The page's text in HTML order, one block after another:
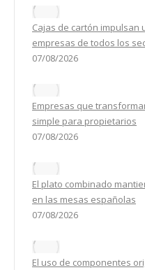
Cajas de cartón impulsan
empresas de todos los
07/08/2026
Empresas que
simple para propietarios
07/08/2026
El plato combinado
en las mesas españolas
07/08/2026
El uso de componentes